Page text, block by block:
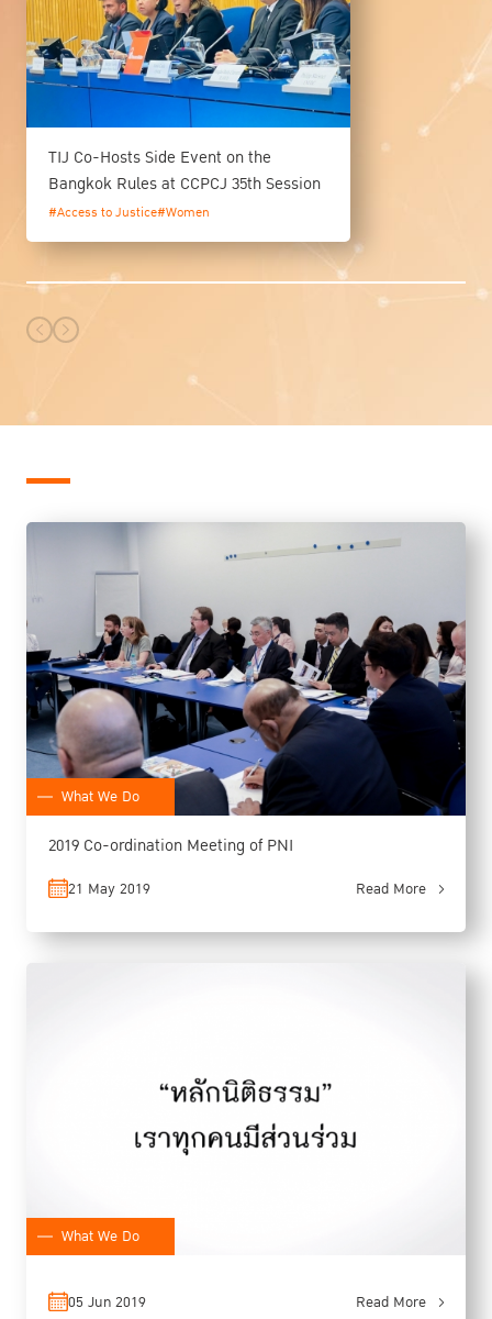
TIJ Co-Hosts Side Event on the
Bangkok Rules at CCPCJ 35th Session
#Access to Justice#Women
What We Do
2019 Co-ordination Meeting of PNI
21 May 2019 Read More
What We Do
05 Jun 2019 Read More